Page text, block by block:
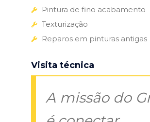
Pintura de fino acabamento
Texturização
Reparos em pinturas antigas
Visita técnica
A missão do